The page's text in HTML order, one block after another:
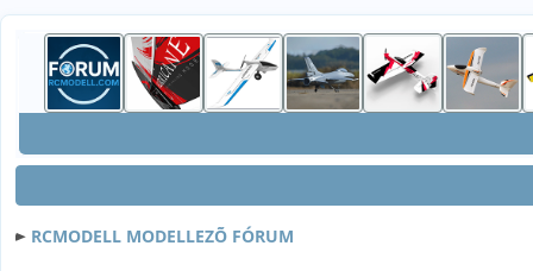
RCMODELL MODELLEZÕ FÓRUM